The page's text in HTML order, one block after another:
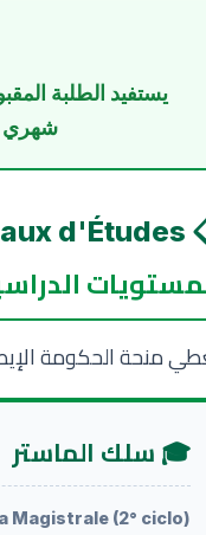
يستفيد الطلبة
شهري
📋
منحة الحكومة
🎓 سلك الماستر
Magistrale (2° ciclo)